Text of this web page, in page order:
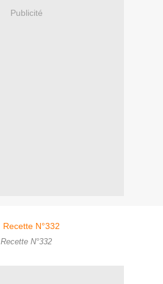
Publicité
Recette N°332